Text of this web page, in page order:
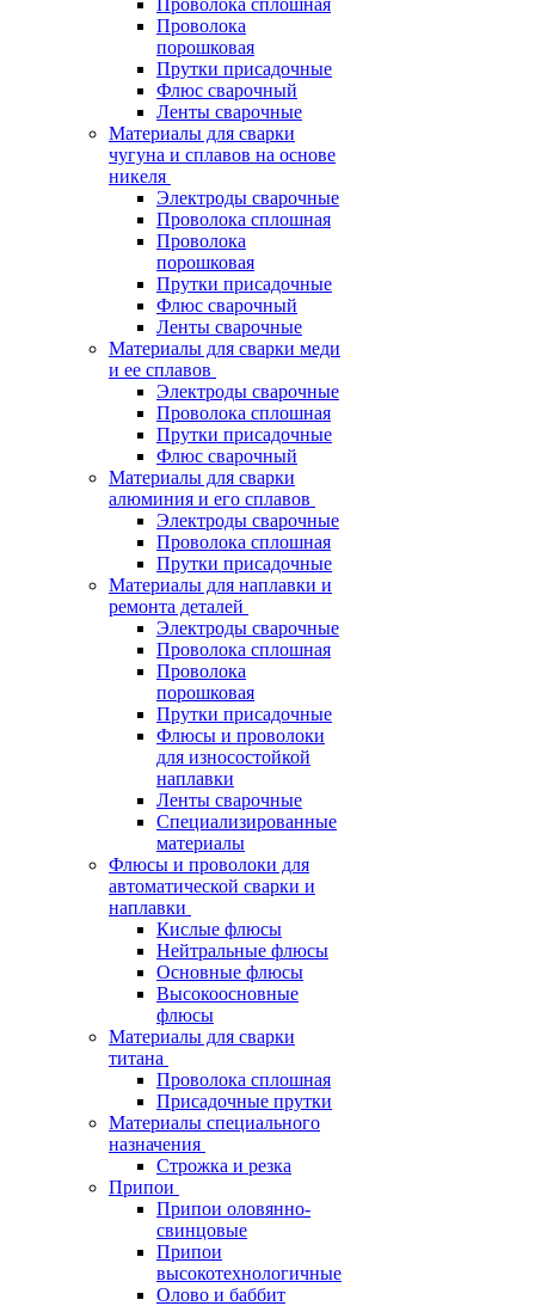
Проволока сплошная
Проволока
порошковая
Прутки присадочные
Флюс сварочный
Ленты сварочные
Материалы для сварки
чугуна и сплавов на основе
никеля
Электроды сварочные
Проволока сплошная
Проволока
порошковая
Прутки присадочные
Флюс сварочный
Ленты сварочные
Материалы для сварки меди
и ее сплавов
Электроды сварочные
Проволока сплошная
Прутки присадочные
Флюс сварочный
Материалы для сварки
алюминия и его сплавов
Электроды сварочные
Проволока сплошная
Прутки присадочные
Материалы для наплавки и
ремонта деталей
Электроды сварочные
Проволока сплошная
Проволока
порошковая
Прутки присадочные
Флюсы и проволоки
для износостойкой
наплавки
Ленты сварочные
Специализированные
материалы
Флюсы и проволоки для
автоматической сварки и
наплавки
Кислые флюсы
Нейтральные флюсы
Основные флюсы
Высокоосновные
флюсы
Материалы для сварки
титана
Проволока сплошная
Присадочные прутки
Материалы специального
назначения
Строжка и резка
Припои
Припои оловянно-
свинцовые
Припои
высокотехнологичные
Олово и баббит